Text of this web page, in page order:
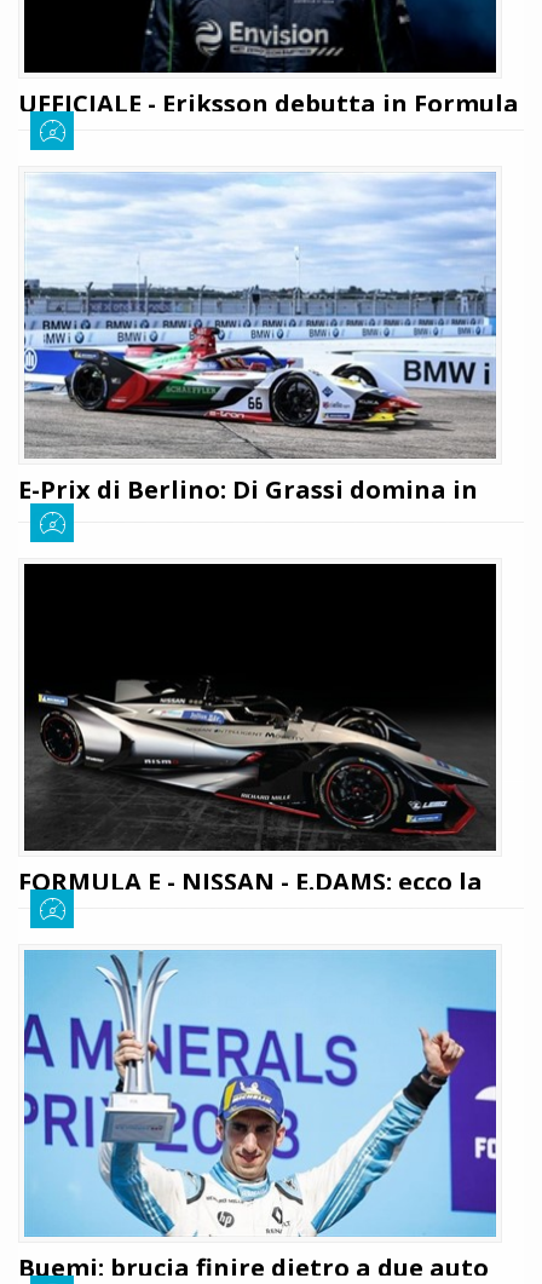
UFFICIALE - Eriksson debutta in Formula
E con Envision
Giuseppe Cianci 4 settembre 2025 431
Adesso è ufficiale, Joel Eriksson debutterà in Formula E con la Envision
Racing nel 2026. Lo svedese affronterà per la prima volta una stagione
completa in categoria affiancando il campione Sebastian Buemi: tutti i
dettagli
LEGGI TUTTO
E-Prix di Berlino: Di Grassi domina in
solitaria e regala il successo di casa
all'Audi
Lotterer costretto al ritiro dopo una qualifica da dimenticare.
LEGGI TUTTO
FORMULA E - NISSAN - E.DAMS: ecco la
nuova line up del team per stagione 5
Daniele Muscarella 22 settembre 2018 2353
La stagione 5 del campionato mondiale di Formula E oramai è alle porte.
I vari team hanno già iniziato a presentare le loro nuove vetture Gen2 per
la prossima stagione, e il mercato piloti resta ancora aperto. Il
team Nissan annunciò alcuni mesi fa il ...
LEGGI TUTTO
Buemi: brucia finire dietro a due auto